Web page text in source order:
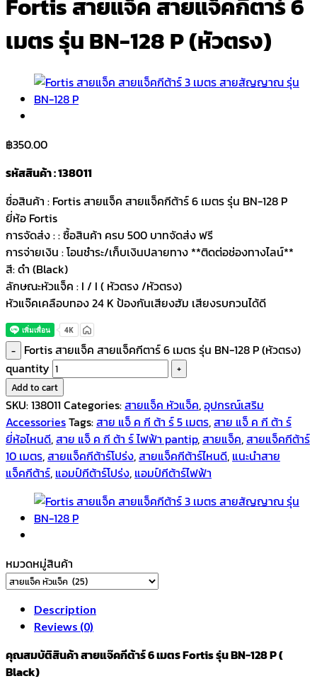
Fortis สายแจ็ค สายแจ็คกีตาร์ 6
เมตร รุ่น BN-128 P (หัวตรง)
฿350.00
รหัสสินค้า : 138011
ชื่อสินค้า : Fortis สายแจ็ค สายแจ็คกีต้าร์ 6 เมตร รุ่น BN-128 P
ยี่ห้อ Fortis
การจัดส่ง : : ซื้อสินค้า ครบ 500 บาทจัดส่ง ฟรี
การจ่ายเงิน : โอนชำระ/เก็บเงินปลายทาง **ติดต่อช่องทางไลน์**
สี: ดำ (Black)
ลักษณะหัวแจ็ค : I / I ( หัวตรง /หัวตรง)
หัวแจ๊คเคลือบทอง 24 K ป้องกันเสียงฮัม เสียงรบกวนได้ดี
Fortis สายแจ็ค สายแจ็คกีตาร์ 6 เมตร รุ่น BN-128 P (หัวตรง)
quantity
Add to cart
SKU:138011 Categories:สายแจ็ค หัวแจ็ค,อุปกรณ์เสริม
AccessoriesTags:สาย แจ็ ค กี ต้า ร์ 5 เมตร,สาย แจ็ ค กี ต้า ร์
ยี่ห้อไหนดี,สาย แจ็ ค กี ต้า ร์ ไฟฟ้า pantip,สายแจ็ค,สายแจ็คกีต้าร์
10 เมตร,สายแจ็คกีต้าร์โปร่ง,สายแจ็คกีต้าร์ไหนดี, แนะนําสาย
แจ็คกีต้าร์, แอมป์กีต้าร์โปร่ง, แอมป์กีต้าร์ไฟฟ้า
หมวดหมู่สินค้า
Description
Reviews (0)
คุณสมบัติสินค้า สายแจ๊คกีต้าร์ 6 เมตร Fortis รุ่น BN-128 P (
Black)